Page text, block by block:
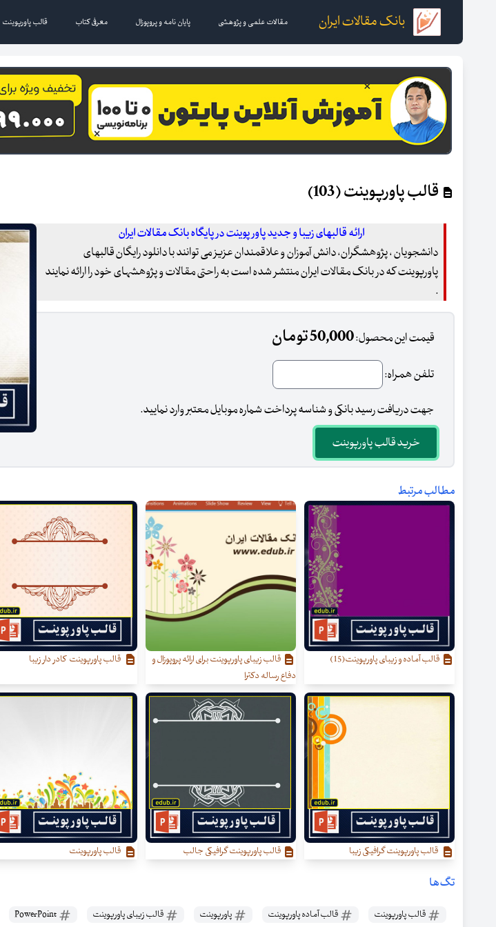
بانک مقالات ایران مقالات علمی و پژوهشی پایان نامه و پروپوزال معرفی کتاب قالب پاورپوینت
قالب پاورپوینت (103)
ارائه قالبهای زیبا و جدید پاور پوینت در پایگاه بانک مقالات ایران
دانشجویان ، پژوهشگران، دانش آموزان و علاقمندان عزیز می توانند با دانلود رایگان قالبهای
پاورپوینت که در بانک مقالات ایران منتشر شده است به راحتی مقالات و پژوهشهای خود را ارائه نمایند
.
قیمت این محصول:50,000 تومان
تلفن همراه:
جهت دریافت رسید بانکی و شناسه پرداخت شماره موبایل معتبر وارد نمایید.
خرید قالب پاورپوینت
مطالب مرتبط
قالب آماده و زیبای پاورپوینت(15)
قالب زیبای پاورپوینت برای ارائه پروپوزال و
دفاع رساله دکترا
قالب پاورپوینت کادر دار زیبا
قالب پاورپوینت گرافیکی زیبا قالب پاورپوینت گرافیکی جالب قالب پاورپوینت
تگ‌ها
قالب پاورپوینت قالب آماده پاورپوینت پاورپوینت قالب زیبای پاورپوینت